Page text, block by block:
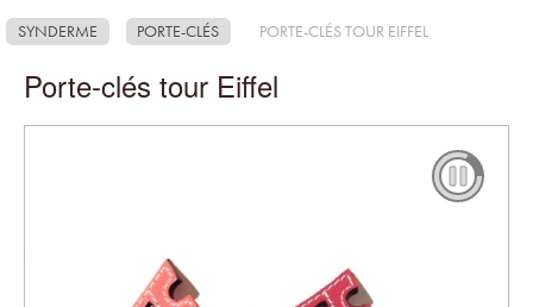
SYNDERME PORTE-CLÉS PORTE-CLÉS TOUR EIFFEL
Porte-clés tour Eiffel